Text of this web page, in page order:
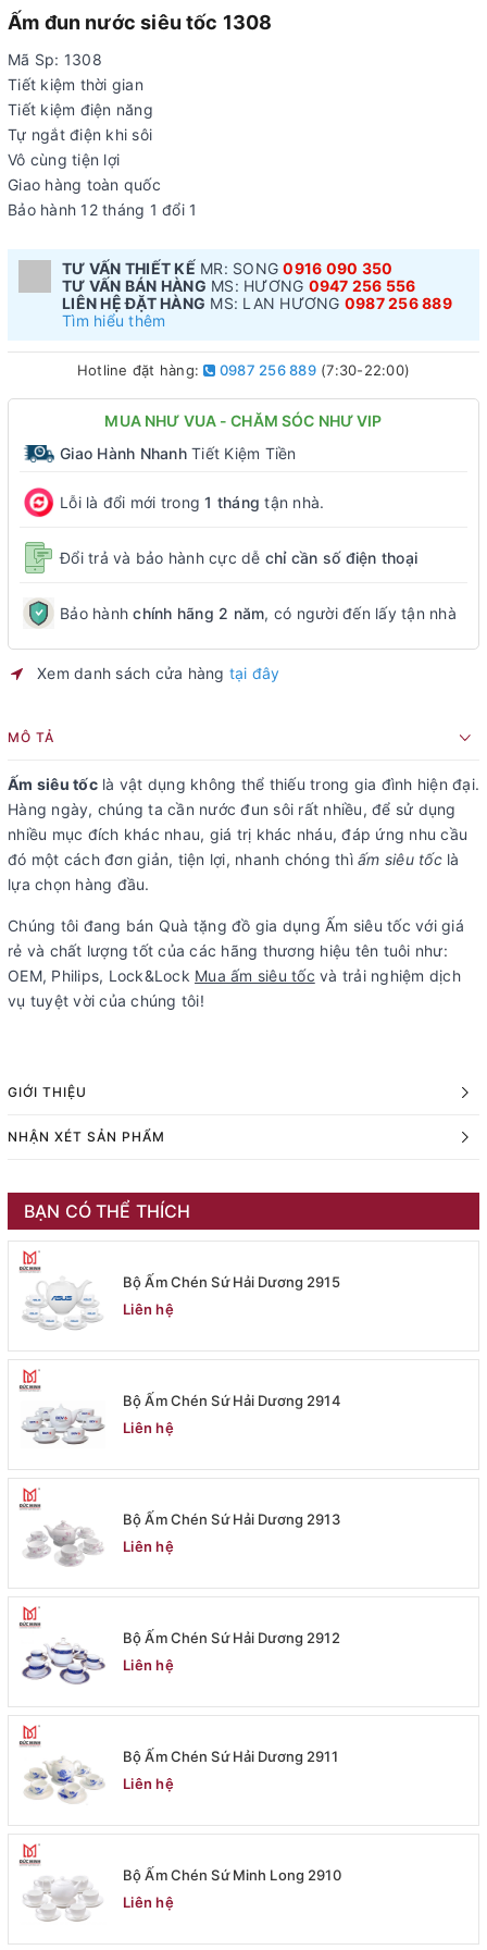
Ấm đun nước siêu tốc 1308
Mã Sp: 1308
Tiết kiệm thời gian
Tiết kiệm điện năng
Tự ngắt điện khi sôi
Vô cùng tiện lợi
Giao hàng toàn quốc
Bảo hành 12 tháng 1 đổi 1
TƯ VẤN THIẾT KẾ MR: SONG0916 090 350
TƯ VẤN BÁN HÀNG MS: HƯƠNG 0947 256 556
LIÊN HỆ ĐẶT HÀNG MS: LAN HƯƠNG 0987 256 889
Tìm hiểu thêm
Hotline đặt hàng: 0987 256 889(7:30-22:00)
MUA NHƯ VUA - CHĂM SÓC NHƯ VIP
Giao Hành NhanhTiết Kiệm Tiền
Lỗi là đổi mới trong1 tháng tận nhà.
Đổi trả và bảo hành cực dễ chỉ cần số điện thoại
Bảo hànhchính hãng 2 năm, có người đến lấy tận nhà
Xem danh sách cửa hàng tại đây
MÔ TẢ
Ấm siêu tốclà vật dụng không thể thiếu trong gia đình hiện đại.
Hàng ngày, chúng ta cần nước đun sôi rất nhiều, để sử dụng
nhiều mục đích khác nhau, giá trị khác nháu, đáp ứng nhu cầu
đó một cách đơn giản, tiện lợi, nhanh chóng thì ấm siêu tốclà
lựa chọn hàng đầu.
Chúng tôi đang bán Quà tặng đồ gia dụng Ấm siêu tốc với giá
rẻ và chất lượng tốt của các hãng thương hiệu tên tuôi như:
OEM, Philips, Lock&Lock Mua ấm siêu tốc và trải nghiệm dịch
vụ tuyệt vời của chúng tôi!
GIỚI THIỆU
NHẬN XÉT SẢN PHẨM
BẠN CÓ THỂ THÍCH
Bộ Ấm Chén Sứ Hải Dương 2915
Liên hệ
Bộ Ấm Chén Sứ Hải Dương 2914
Liên hệ
Bộ Ấm Chén Sứ Hải Dương 2913
Liên hệ
Bộ Ấm Chén Sứ Hải Dương 2912
Liên hệ
Bộ Ấm Chén Sứ Hải Dương 2911
Liên hệ
Bộ Ấm Chén Sứ Minh Long 2910
Liên hệ